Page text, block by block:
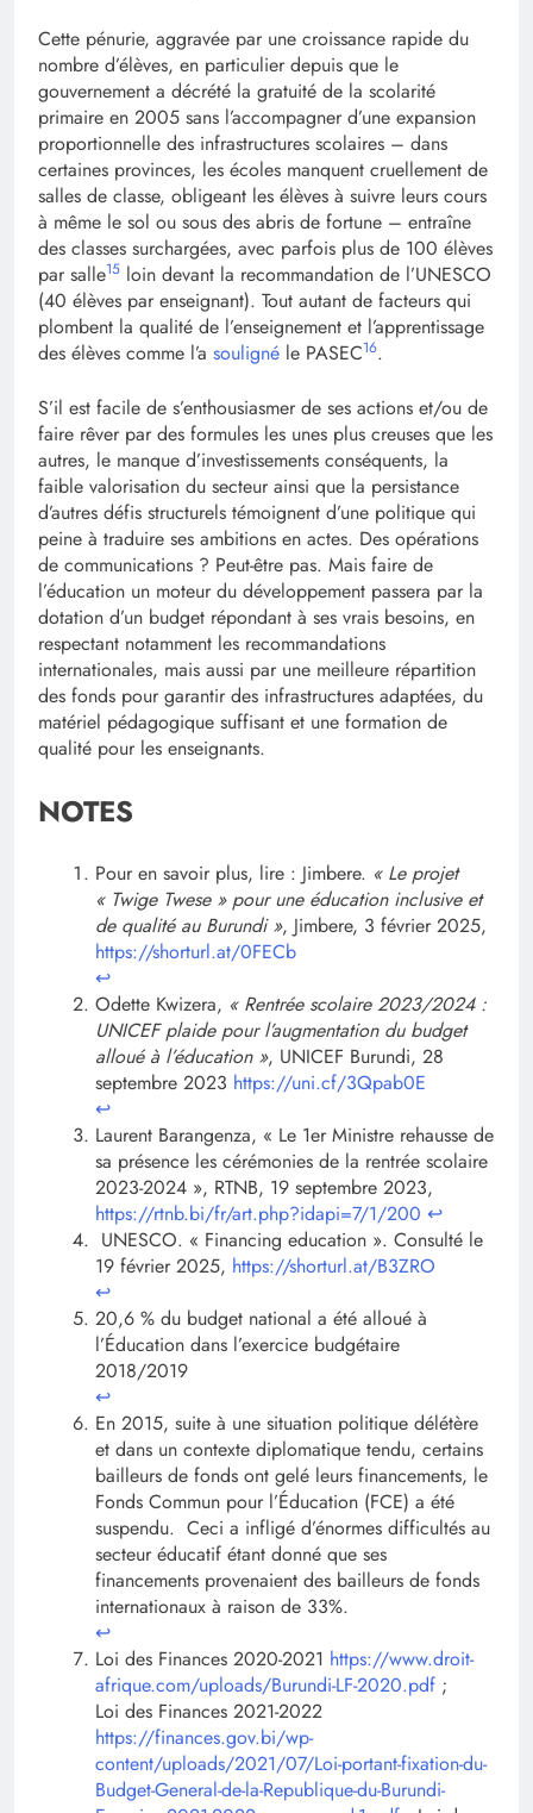
Cette pénurie, aggravée par une croissance rapide du
nombre d’élèves, en particulier depuis que le
gouvernement a décrété la gratuité de la scolarité
primaire en 2005 sans l’accompagner d’une expansion
proportionnelle des infrastructures scolaires – dans
certaines provinces, les écoles manquent cruellement de
salles de classe, obligeant les élèves à suivre leurs cours
à même le sol ou sous des abris de fortune – entraîne
des classes surchargées, avec parfois plus de 100 élèves
par salle15 loin devant la recommandation de l’UNESCO
(40 élèves par enseignant). Tout autant de facteurs qui
plombent la qualité de l’enseignement et l’apprentissage
des élèves comme l’a souligné le PASEC16.
S’il est facile de s’enthousiasmer de ses actions et/ou de
faire rêver par des formules les unes plus creuses que les
autres, le manque d’investissements conséquents, la
faible valorisation du secteur ainsi que la persistance
d’autres défis structurels témoignent d’une politique qui
peine à traduire ses ambitions en actes. Des opérations
de communications ? Peut-être pas. Mais faire de
l’éducation un moteur du développement passera par la
dotation d’un budget répondant à ses vrais besoins, en
respectant notamment les recommandations
internationales, mais aussi par une meilleure répartition
des fonds pour garantir des infrastructures adaptées, du
matériel pédagogique suffisant et une formation de
qualité pour les enseignants.
NOTES
Pour en savoir plus, lire : Jimbere. « Le projet
« Twige Twese » pour une éducation inclusive et
de qualité au Burundi », Jimbere, 3 février 2025,
https://shorturl.at/0FECb
↩︎
Odette Kwizera, « Rentrée scolaire 2023/2024 :
UNICEF plaide pour l’augmentation du budget
alloué à l’éducation », UNICEF Burundi, 28
septembre 2023 https://uni.cf/3Qpab0E
↩︎
Laurent Barangenza, « Le 1er Ministre rehausse de
sa présence les cérémonies de la rentrée scolaire
2023-2024 », RTNB, 19 septembre 2023,
https://rtnb.bi/fr/art.php?idapi=7/1/200 ↩︎
UNESCO. « Financing education ». Consulté le
19 février 2025, https://shorturl.at/B3ZRO
↩︎
20,6 % du budget national a été alloué à
l’Éducation dans l’exercice budgétaire
2018/2019
↩︎
En 2015, suite à une situation politique délétère
et dans un contexte diplomatique tendu, certains
bailleurs de fonds ont gelé leurs financements, le
Fonds Commun pour l’Éducation (FCE) a été
suspendu. Ceci a infligé d’énormes difficultés au
secteur éducatif étant donné que ses
financements provenaient des bailleurs de fonds
internationaux à raison de 33%.
↩︎
Loi des Finances 2020-2021 https://www.droit-
afrique.com/uploads/Burundi-LF-2020.pdf ;
Loi des Finances 2021-2022
https://finances.gov.bi/wp-
content/uploads/2021/07/Loi-portant-fixation-du-
Budget-General-de-la-Republique-du-Burundi-